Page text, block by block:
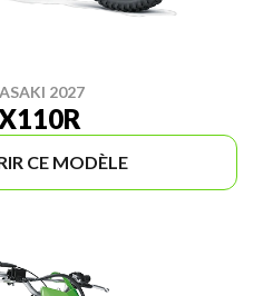
2027
CE MODÈLE